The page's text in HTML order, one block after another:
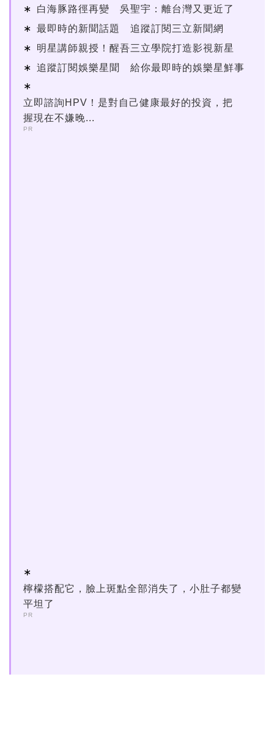
白海豚路徑再變 吳聖宇：離台灣又更近了
最即時的新聞話題 追蹤訂閱三立新聞網
明星講師親授！醒吾三立學院打造影視新星
追蹤訂閱娛樂星聞 給你最即時的娛樂星鮮事
立即諮詢HPV！是對自己健康最好的投資，把
握現在不嫌晚...
PR
檸檬搭配它，臉上斑點全部消失了，小肚子都變
平坦了
PR